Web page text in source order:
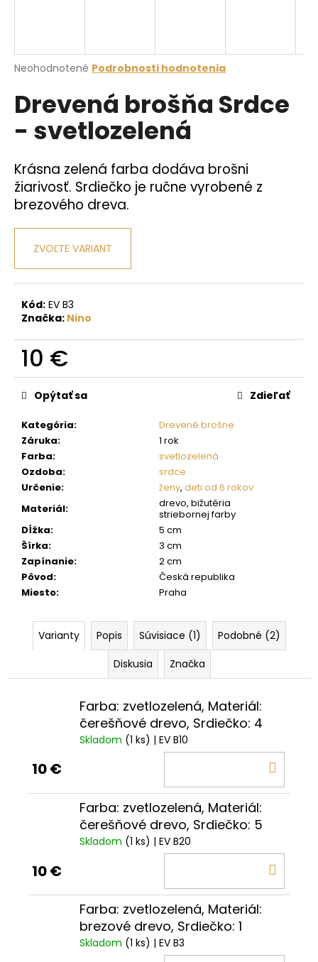
Priemerné
produktu
je
z
hviezdičiek.
Neohodnotené Podrobnosti hodnotenia
Drevená brošňa Srdce
- svetlozelená
Krásna zelená farba dodáva brošni
žiarivosť. Srdiečko je ručne vyrobené z
brezového dreva.
ZVOĽTE VARIANT
Kód: EV B3
Značka: Nino
10 €
Jednotková
cena:
Kategória:
Drevené brošne
Záruka:
1 rok
Farba:
svetlozelená
Ozdoba:
srdce
Určenie: ženy, deti od 6 rokov
Materiál:
drevo, bižutéria
striebornej farby
Dĺžka:
5 cm
Šírka:
3 cm
Zapínanie:
2 cm
Pôvod:
Česká republika
Miesto: Praha
Opýtať sa Zdieľať
Varianty Popis Súvisiace (1)
Podobné (2)
Diskusia
Značka
Farba: zvetlozelená, Materiál:
čerešňové drevo, Srdiečko: 4
Skladom (1 ks) | EV B10
10 €
Farba: zvetlozelená, Materiál:
čerešňové drevo, Srdiečko: 5
Skladom (1 ks) | EV B20
10 €
Farba: zvetlozelená, Materiál:
brezové drevo, Srdiečko: 1
Skladom (1 ks) | EV B3
s
ť
?
HĽADAŤ
O
o
r
ú
č
a
m